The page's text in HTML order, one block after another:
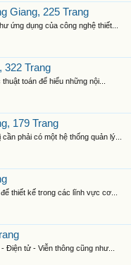
Giang, 225 Trang
ứng dụng của công nghệ thiết...
322 Trang
toán để hiểu những nội...
179 Trang
phải có một hệ thống quản lý...
thiết kế trong các lĩnh vực cơ...
Điện tử - Viễn thông cũng như...